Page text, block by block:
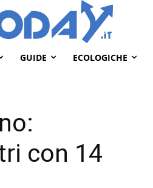
GUIDE ECOLOGICHE
con 14